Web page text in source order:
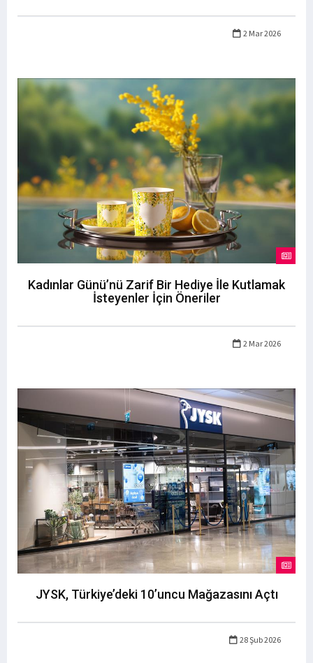
2 Mar 2026
Kadınlar Günü’nü Zarif Bir Hediye İle Kutlamak
İsteyenler İçin Öneriler
2 Mar 2026
JYSK, Türkiye’deki 10’uncu Mağazasını Açtı
28 Şub 2026